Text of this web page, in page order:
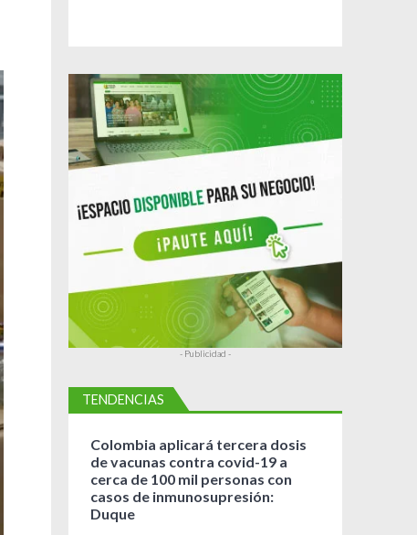
- Publicidad -
TENDENCIAS
Colombia aplicará tercera dosis
de vacunas contra covid-19 a
cerca de 100 mil personas con
casos de inmunosupresión:
Duque